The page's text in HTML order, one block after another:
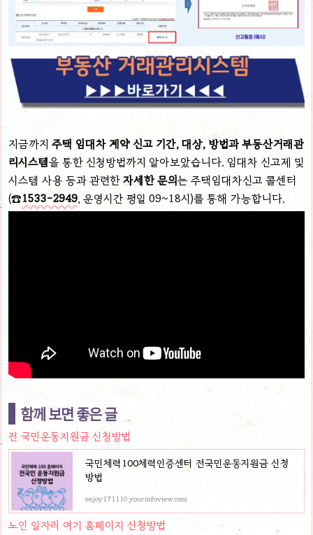
지금까지 주택 임대차 계약 신고 기간, 대상, 방법과 부동산거래관
리시스템을 통한 신청방법까지 알아보았습니다. 임대차 신고제 및
시스템 사용 등과 관련한 자세한 문의는 주택임대차신고 콜센터
(☎1533-2949, 운영시간 평일 09~18시)를 통해 가능합니다.
함께 보면 좋은 글
전 국민운동지원금 신청방법
국민체력100체력인증센터 전국민운동지원금 신청
방법
enjoy171110.yourinfoview.com
노인 일자리 여기 홈페이지 신청방법